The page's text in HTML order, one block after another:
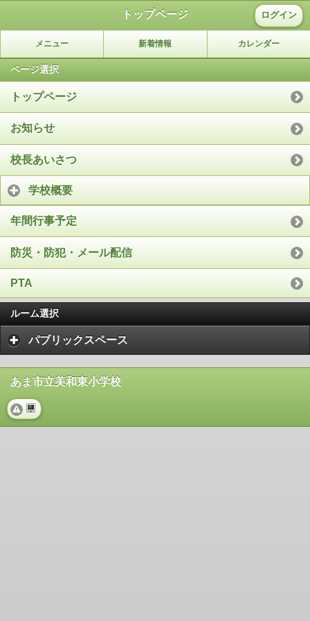
トップページ ログイン
メニュー 新着情報 カレンダー
ページ選択
トップページ
お知らせ
校長あいさつ
学校概要
年間行事予定
防災・防犯・メール配信
PTA
ルーム選択
パブリックスペース
あま市立美和東小学校